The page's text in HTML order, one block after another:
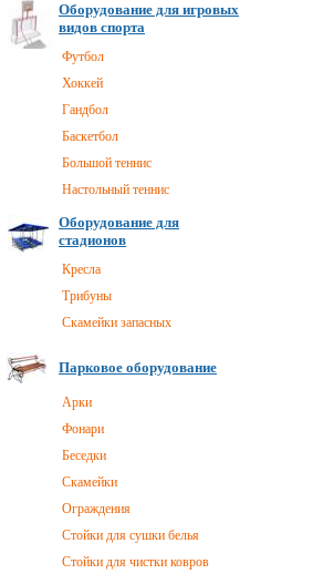
Оборудование для игровых
видов спорта
Футбол
Хоккей
Гандбол
Баскетбол
Большой теннис
Настольный теннис
Оборудование для
стадионов
Кресла
Трибуны
Скамейки запасных
Парковое оборудование
Арки
Фонари
Беседки
Скамейки
Ограждения
Стойки для сушки белья
Стойки для чистки ковров